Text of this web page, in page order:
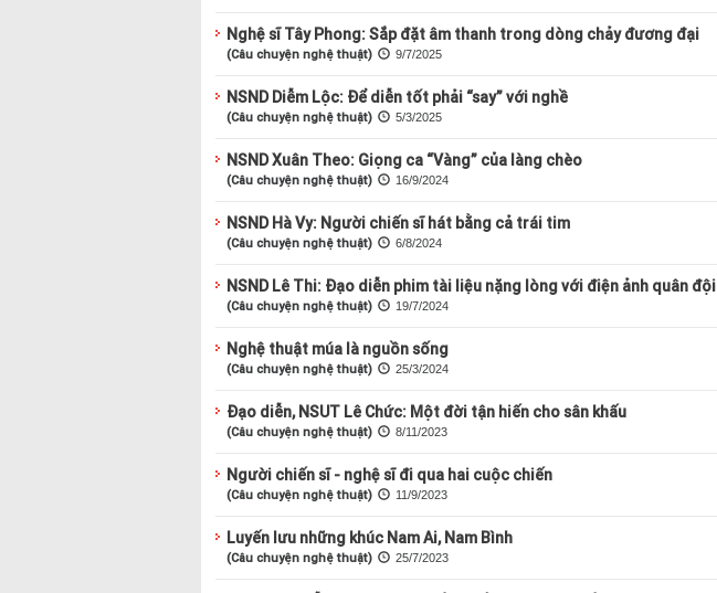
Nghệ sĩ Tây Phong: Sắp đặt âm thanh trong dòng chảy đương đại
(Câu chuyện nghệ thuật) 9/7/2025
NSND Diễm Lộc: Để diễn tốt phải “say” với nghề
(Câu chuyện nghệ thuật) 5/3/2025
NSND Xuân Theo: Giọng ca “Vàng” của làng chèo
(Câu chuyện nghệ thuật) 16/9/2024
NSND Hà Vy: Người chiến sĩ hát bằng cả trái tim
(Câu chuyện nghệ thuật) 6/8/2024
NSND Lê Thi: Đạo diễn phim tài liệu nặng lòng với điện ảnh quân đội
(Câu chuyện nghệ thuật) 19/7/2024
Nghệ thuật múa là nguồn sống
(Câu chuyện nghệ thuật) 25/3/2024
Đạo diễn, NSUT Lê Chức: Một đời tận hiến cho sân khấu
(Câu chuyện nghệ thuật) 8/11/2023
Người chiến sĩ - nghệ sĩ đi qua hai cuộc chiến
(Câu chuyện nghệ thuật) 11/9/2023
Luyến lưu những khúc Nam Ai, Nam Bình
(Câu chuyện nghệ thuật) 25/7/2023